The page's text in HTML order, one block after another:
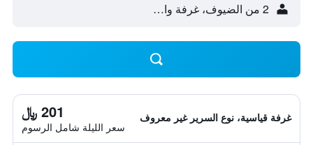
2 من الضيوف، غرفة واحدة
غرفة قياسية، نوع السرير غير معروف 201 ﷼
سعر الليلة شامل الرسوم